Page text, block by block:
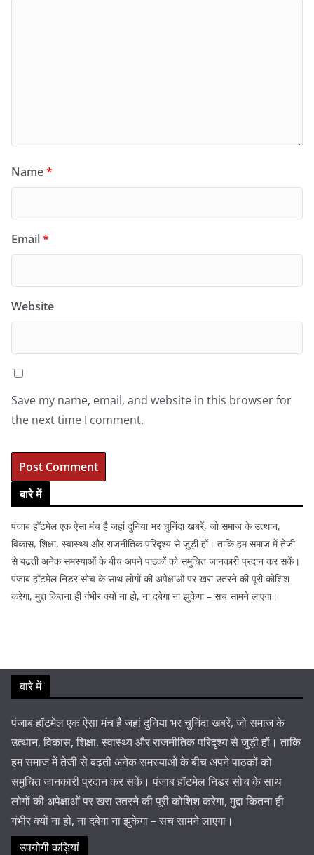
Name*
Email*
Website
Save my name, email, and website in this browser for
the next time I comment.
बारे में
पंजाब हॉटमेल एक ऐसा मंच है जहां दुनिया भर चुनिंदा खबरें, जो समाज के उत्थान,
विकास, शिक्षा, स्वास्थ्य और राजनीतिक परिदृश्य से जुड़ी हों। ताकि हम समाज में तेजी
से बढ़ती अनेक समस्याओं के बीच अपने पाठकों को समुचित जानकारी प्रदान कर सकें।
पंजाब हॉटमेल निडर सोच के साथ लोगों की अपेक्षाओं पर खरा उतरने की पूरी कोशिश
करेगा, मुद्दा कितना ही गंभीर क्यों ना हो, ना दबेगा ना झुकेगा – सच सामने लाएगा।
बारे में
पंजाब हॉटमेल एक ऐसा मंच है जहां दुनिया भर चुनिंदा खबरें, जो समाज के
उत्थान, विकास, शिक्षा, स्वास्थ्य और राजनीतिक परिदृश्य से जुड़ी हों। ताकि
हम समाज में तेजी से बढ़ती अनेक समस्याओं के बीच अपने पाठकों को
समुचित जानकारी प्रदान कर सकें। पंजाब हॉटमेल निडर सोच के साथ
लोगों की अपेक्षाओं पर खरा उतरने की पूरी कोशिश करेगा, मुद्दा कितना ही
गंभीर क्यों ना हो, ना दबेगा ना झुकेगा – सच सामने लाएगा।
उपयोगी कड़ियां